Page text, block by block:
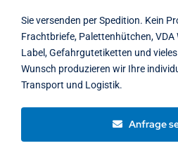
Sie versenden per Spedition. Kein
Frachtbriefe, Palettenhütchen, VDA
Label, Gefahrgutetiketten und
Wunsch produzieren wir Ihre
Transport und Logistik.
Anfrage